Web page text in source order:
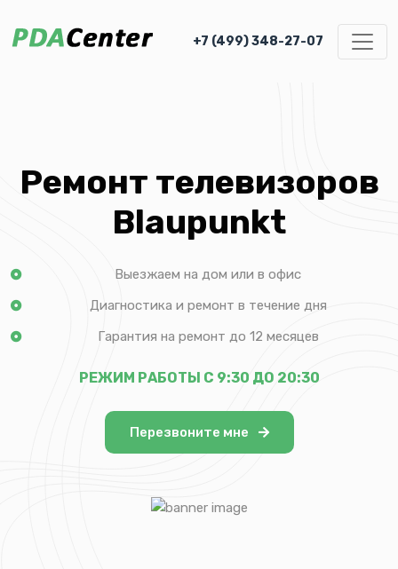
+7 (499) 348-27-07
Ремонт телевизоров
Blaupunkt
Выезжаем на дом или в офис
Диагностика и ремонт в течение дня
Гарантия на ремонт до 12 месяцев
РЕЖИМ РАБОТЫ С 9:30 ДО 20:30
Перезвоните мне